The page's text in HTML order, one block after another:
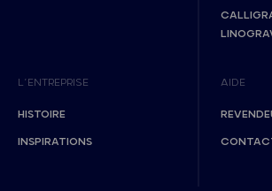
L’ENTREPRISE
HISTOIRE
INSPIRATIONS
AIDE